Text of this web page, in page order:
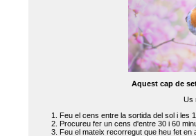
Aquest cap de
Us
Feu el cens entre la sortida del sol i les
Procureu fer un cens d'entre 30 i 60
Feu el mateix recorregut que heu fet en